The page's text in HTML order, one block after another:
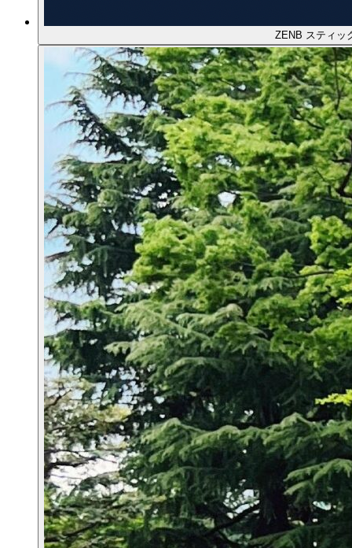
ZENB スティッ